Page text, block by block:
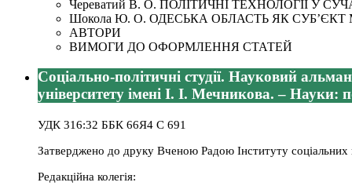
Череватий В. О. ПОЛІТИЧНІ ТЕХНОЛОГІЇ У
Шокола Ю. О. ОДЕСЬКА ОБЛАСТЬ ЯК СУБ’ЄКТ
АВТОРИ
ВИМОГИ ДО ОФОРМЛЕННЯ СТАТЕЙ
Соціально-політичні студії. Науковий
університету імені І. І. Мечникова. – Науки:
УДК 316:32 ББК 66Я4 С 691
Затверджено до друку Вченою Радою Інституту соціальних
Редакційна колегія: